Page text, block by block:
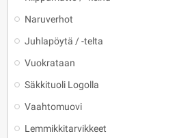
Naruverhot
Juhlapöytä / -telta
Vuokrataan
Säkkituoli Logolla
Vaahtomuovi
Lemmikkitarvikkeet